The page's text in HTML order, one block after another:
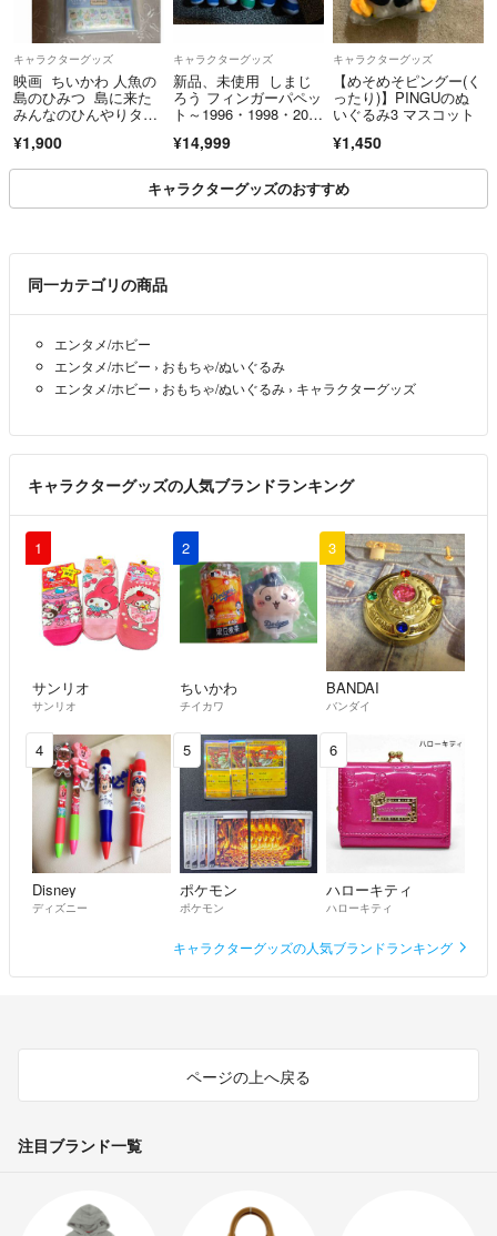
キャラクターグッズ
映画 ちいかわ 人魚の
島のひみつ 島に来た
みんなのひんやりタオ
¥1,900
キャラクターグッズ
新品、未使用 しまじ
ろう フィンガーパペッ
ト～1996・1998・200
¥14,999
キャラクターグッズ
【めそめそピングー(く
ったり)】PINGUのぬ
いぐるみ3 マスコット
¥1,450
キャラクターグッズのおすすめ
同一カテゴリの商品
エンタメ/ホビー
エンタメ/ホビー › おもちゃ/ぬいぐるみ
エンタメ/ホビー › おもちゃ/ぬいぐるみ › キャラクターグッズ
キャラクターグッズの人気ブランドランキング
1
サンリオ
サンリオ
2
ちいかわ
チイカワ
3
BANDAI
バンダイ
4
Disney
ディズニー
5
ポケモン
ポケモン
6
ハローキティ
ハローキティ
キャラクターグッズの人気ブランドランキング
ページの上へ戻る
注目ブランド一覧